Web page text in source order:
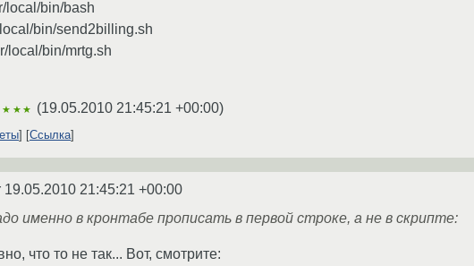
local/bin/bash
bin/send2billing.sh
local/bin/mrtg.sh
(19.05.2010 21:45:21 +00:00)
Ссылка
19.05.2010 21:45:21 +00:00
именно в кронтабе прописать в первой строке, а не в скрипте:
что то не так... Вот, смотрите: